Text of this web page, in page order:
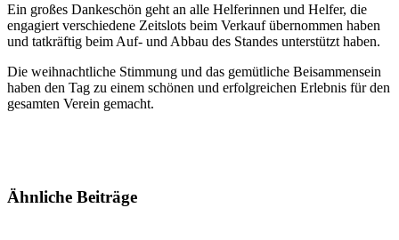
Ein großes Dankeschön geht an alle Helferinnen und Helfer, die
engagiert verschiedene Zeitslots beim Verkauf übernommen haben
und tatkräftig beim Auf- und Abbau des Standes unterstützt haben.
Die weihnachtliche Stimmung und das gemütliche Beisammensein
haben den Tag zu einem schönen und erfolgreichen Erlebnis für den
gesamten Verein gemacht.
Ähnliche Beiträge